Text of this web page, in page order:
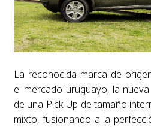
La reconocida marca de
el mercado uruguayo, la
de una Pick Up de tamaño
mixto, fusionando a la